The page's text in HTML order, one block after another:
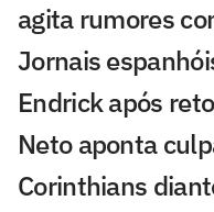
agita rumores
Jornais
Endrick após
Neto aponta
Corinthians